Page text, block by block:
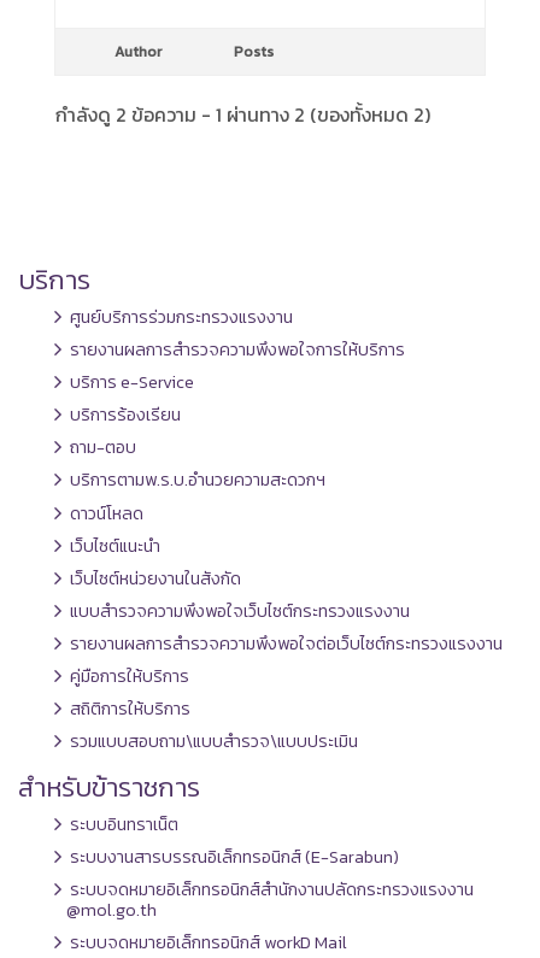
Author Posts
กำลังดู 2 ข้อความ - 1 ผ่านทาง 2 (ของทั้งหมด 2)
บริการ
ศูนย์บริการร่วมกระทรวงแรงงาน
รายงานผลการสำรวจความพึงพอใจการให้บริการ
บริการ e-Service
บริการร้องเรียน
ถาม-ตอบ
บริการตามพ.ร.บ.อำนวยความสะดวกฯ
ดาวน์โหลด
เว็บไซต์แนะนำ
เว็บไซต์หน่วยงานในสังกัด
แบบสำรวจความพึงพอใจเว็บไซต์กระทรวงแรงงาน
รายงานผลการสำรวจความพึงพอใจต่อเว็บไซต์กระทรวงแรงงาน
คู่มือการให้บริการ
สถิติการให้บริการ
รวมแบบสอบถาม\แบบสำรวจ\แบบประเมิน
สำหรับข้าราชการ
ระบบอินทราเน็ต
ระบบงานสารบรรณอิเล็กทรอนิกส์ (E-Sarabun)
ระบบจดหมายอิเล็กทรอนิกส์สำนักงานปลัดกระทรวงแรงงาน
@mol.go.th
ระบบจดหมายอิเล็กทรอนิกส์ workD Mail